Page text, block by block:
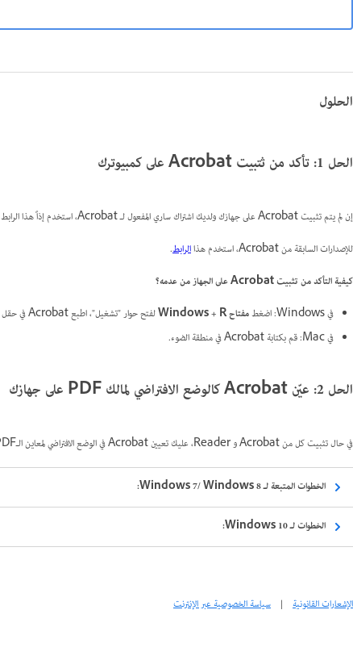
الحلول
الحل 1: تأكد من ثتبيت Acrobat على كمبيوترك
إن لم يتم تثبيت Acrobat على جهازك ولديك اشتراك ساري المفعول لـ Acrobat، استخدم إذاً هذا الرابط لتنزيل و تثبيت
للإصدارات السابقة من Acrobat، استخدم هذا
الرابط.
كيفية التأكد من تثبيت Acrobat على الجهاز من عدمه؟
في Windows: اضغط
مفتاح Windows + R لفتح حوار "تشغيل"، اطبع Acrobat في حقل "افتح"، انقر فوق
في Mac: قم بكتابة Acrobat في منطقة الضوء.
الحل 2: عيّن Acrobat كالوضع الافتراضي لمالك PDF على جهازك
في حال تثبيت كل من Acrobat و Reader، عليك تعيين Acrobat في الوضع الافتراضي لمعاين الـPDF. اتبع الخطوات التالية.
الخطوات المتبعة لـ Windows 7/ Windows 8:
الخطوات لـ Windows 10:
الإشعارات القانونية | سياسة الخصوصية عبر الإنترنت